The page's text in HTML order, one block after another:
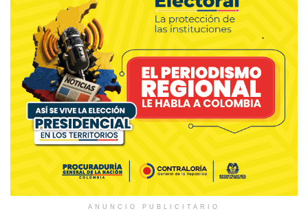
ANUNCIO PUBLICITARIO